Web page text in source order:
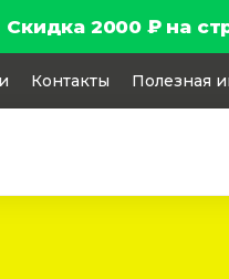
Скидка 2000 ₽ на
Контакты Полезная